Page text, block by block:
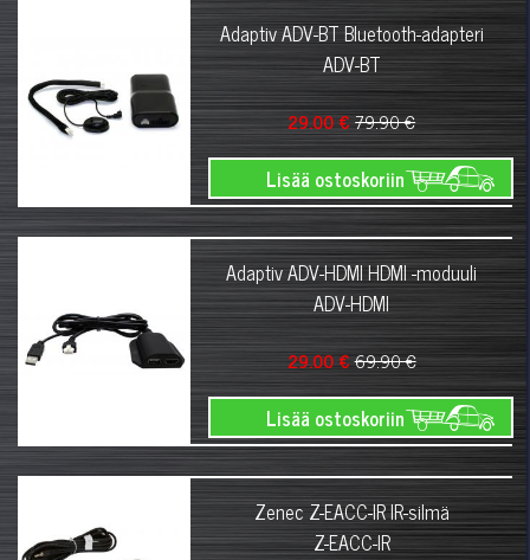
Adaptiv ADV-BT Bluetooth-adapteri
ADV-BT
29.00 €79.90 €
Lisää ostoskoriin
Adaptiv ADV-HDMI HDMI -moduuli
ADV-HDMI
29.00 €69.90 €
Lisää ostoskoriin
Zenec Z-EACC-IR IR-silmä
Z-EACC-IR